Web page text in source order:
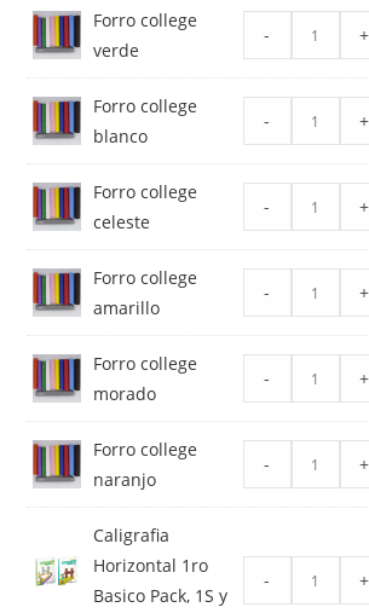
Forro college
verde
- +
Forro college
blanco
- +
Forro college
celeste
- +
Forro college
amarillo
- +
Forro college
morado
- +
Forro college
naranjo
- +
Caligrafia
Horizontal 1ro
Basico Pack, 1S y
- +